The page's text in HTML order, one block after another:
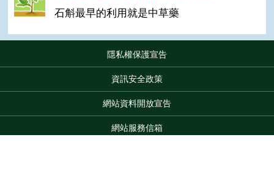
石斛最早的利用就是中草藥
隱私權保護宣告
資訊安全政策
網站資料開放宣告
網站服務信箱